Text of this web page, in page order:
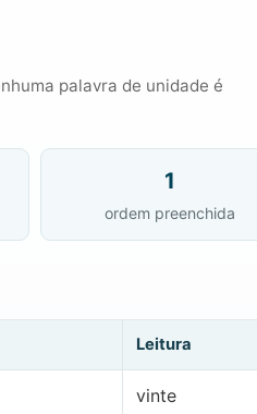
palavra de unidade é
1
ordem preenchida
Leitura
vinte